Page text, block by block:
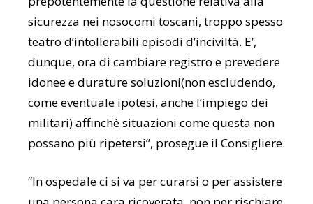
sicurezza nei nosocomi toscani, troppo spesso
teatro d’intollerabili episodi d’inciviltà. E’,
dunque, ora di cambiare registro e prevedere
idonee e durature soluzioni(non escludendo,
come eventuale ipotesi, anche l’impiego dei
militari) affinchè situazioni come questa non
possano più ripetersi”, prosegue il Consigliere.
“In ospedale ci si va per curarsi o per assistere